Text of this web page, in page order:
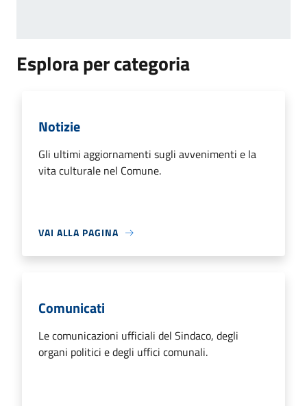
Esplora per categoria
Notizie
Gli ultimi aggiornamenti sugli avvenimenti e la
vita culturale nel Comune.
VAI ALLA PAGINA
Comunicati
Le comunicazioni ufficiali del Sindaco, degli
organi politici e degli uffici comunali.